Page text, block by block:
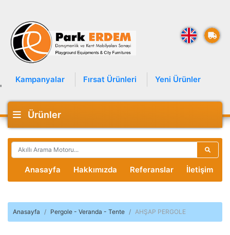
Kampanyalar Fırsat Ürünleri Yeni Ürünler
'
Ürünler
Anasayfa Hakkımızda Referanslar İletişim
Anasayfa Pergole - Veranda - Tente AHŞAP PERGOLE